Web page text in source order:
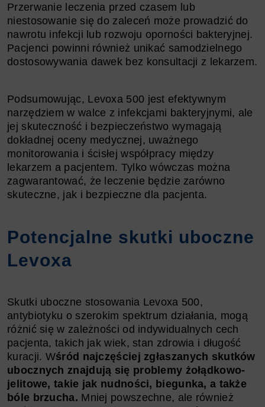
Przerwanie leczenia przed czasem lub
niestosowanie się do zaleceń może prowadzić do
nawrotu infekcji lub rozwoju oporności bakteryjnej.
Pacjenci powinni również unikać samodzielnego
dostosowywania dawek bez konsultacji z lekarzem.
Podsumowując, Levoxa 500 jest efektywnym
narzędziem w walce z infekcjami bakteryjnymi, ale
jej skuteczność i bezpieczeństwo wymagają
dokładnej oceny medycznej, uważnego
monitorowania i ścisłej współpracy między
lekarzem a pacjentem. Tylko wówczas można
zagwarantować, że leczenie będzie zarówno
skuteczne, jak i bezpieczne dla pacjenta.
Potencjalne skutki uboczne
Levoxa
Skutki uboczne stosowania Levoxa 500,
antybiotyku o szerokim spektrum działania, mogą
różnić się w zależności od indywidualnych cech
pacjenta, takich jak wiek, stan zdrowia i długość
kuracji. Wśród najczęściej zgłaszanych skutków
ubocznych znajdują się problemy żołądkowo-
jelitowe, takie jak nudności, biegunka, a także
bóle brzucha. Mniej powszechne, ale również